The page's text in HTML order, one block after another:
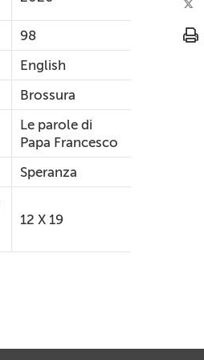
98
English
Brossura
Le parole di
Papa Francesco
Speranza
12 X 19